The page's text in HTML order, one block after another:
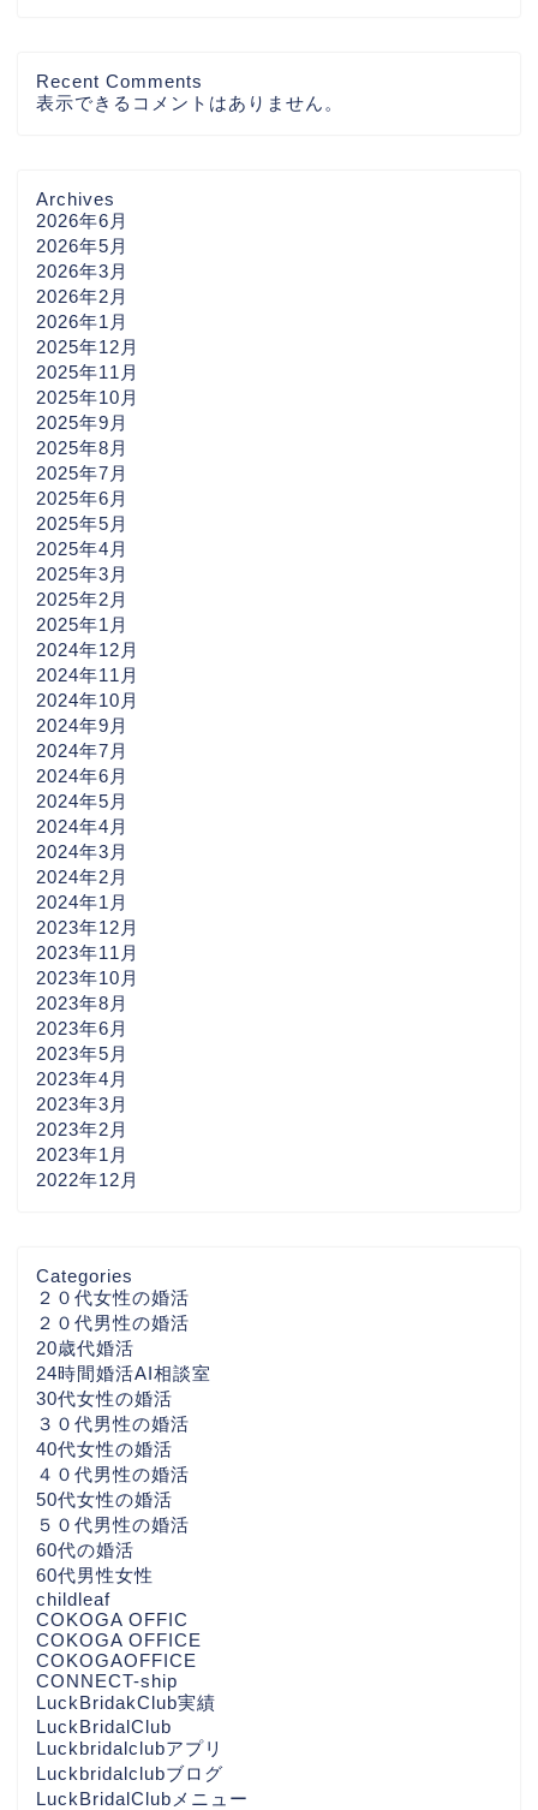
Recent Comments
表示できるコメントはありません。
Archives
2026年6月
2026年5月
2026年3月
2026年2月
2026年1月
2025年12月
2025年11月
2025年10月
2025年9月
2025年8月
2025年7月
2025年6月
2025年5月
2025年4月
2025年3月
2025年2月
2025年1月
2024年12月
2024年11月
2024年10月
2024年9月
2024年7月
2024年6月
2024年5月
2024年4月
2024年3月
2024年2月
2024年1月
2023年12月
2023年11月
2023年10月
2023年8月
2023年6月
2023年5月
2023年4月
2023年3月
2023年2月
2023年1月
2022年12月
Categories
２０代女性の婚活
２０代男性の婚活
20歳代婚活
24時間婚活AI相談室
30代女性の婚活
３０代男性の婚活
40代女性の婚活
４０代男性の婚活
50代女性の婚活
５０代男性の婚活
60代の婚活
60代男性女性
childleaf
COKOGA OFFIC
COKOGA OFFICE
COKOGAOFFICE
CONNECT-ship
LuckBridakClub実績
LuckBridalClub
Luckbridalclubアプリ
Luckbridalclubブログ
LuckBridalClubメニュー